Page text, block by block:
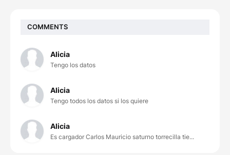
COMMENTS
Alicia
Tengo los datos
Alicia
Tengo todos los datos si los quiere
Alicia
Es cargador Carlos Mauricio saturno torrecilla tie...